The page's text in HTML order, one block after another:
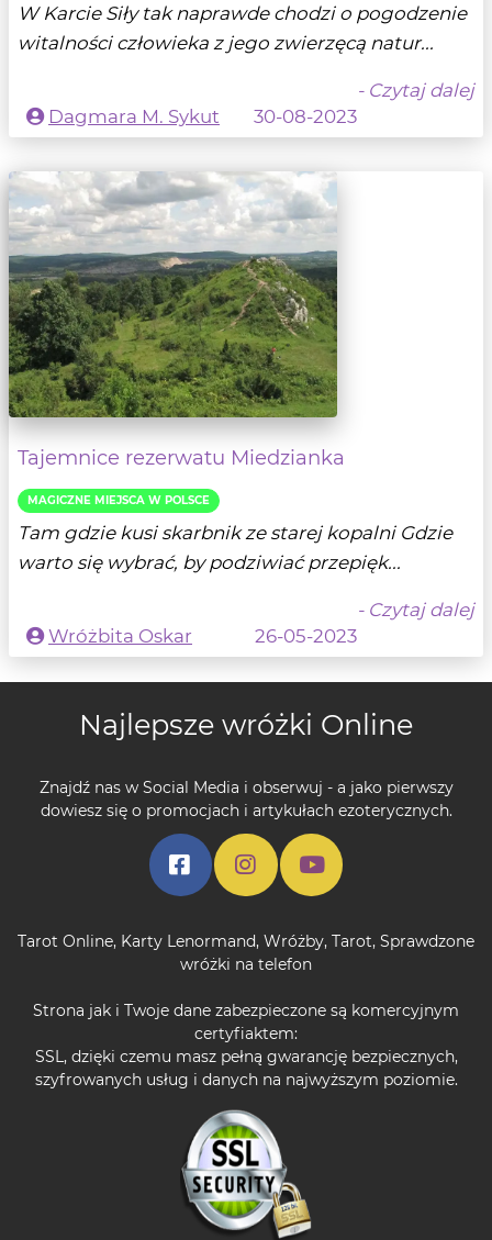
W Karcie Siły tak naprawde chodzi o pogodzenie
witalności człowieka z jego zwierzęcą natur...
- Czytaj dalej
Dagmara M. Sykut
30-08-2023
Tajemnice rezerwatu Miedzianka
MAGICZNE MIEJSCA W POLSCE
Tam gdzie kusi skarbnik ze starej kopalni Gdzie
warto się wybrać, by podziwiać przepięk...
- Czytaj dalej
Wróżbita Oskar
26-05-2023
Najlepsze wróżki Online
Znajdź nas w Social Media i obserwuj - a jako pierwszy
dowiesz się o promocjach i artykułach ezoterycznych.
Tarot Online, Karty Lenormand, Wróżby, Tarot, Sprawdzone
wróżki na telefon
Strona jak i Twoje dane zabezpieczone są komercyjnym
certyfiaktem:
SSL, dzięki czemu masz pełną gwarancję bezpiecznych,
szyfrowanych usług i danych na najwyższym poziomie.